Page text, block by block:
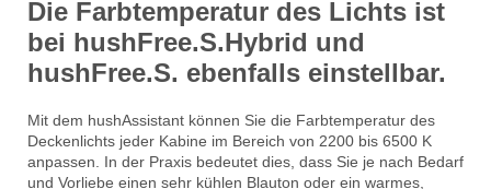
Die Farbtemperatur des Lichts ist
bei hushFree.S.Hybrid und
hushFree.S. ebenfalls einstellbar.
Mit dem hushAssistant können Sie die Farbtemperatur des
Deckenlichts jeder Kabine im Bereich von 2200 bis 6500 K
anpassen. In der Praxis bedeutet dies, dass Sie je nach Bedarf
und Vorliebe einen sehr kühlen Blauton oder ein warmes,